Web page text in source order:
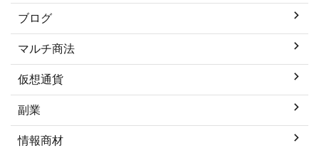
ブログ
マルチ商法
仮想通貨
副業
情報商材